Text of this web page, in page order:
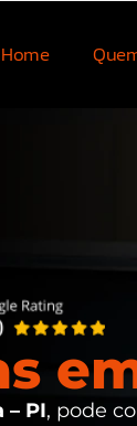
Home
– PI, pode